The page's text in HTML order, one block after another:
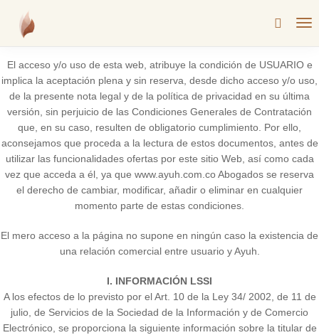
El acceso y/o uso de esta web, atribuye la condición de USUARIO e
implica la aceptación plena y sin reserva, desde dicho acceso y/o uso,
de la presente nota legal y de la política de privacidad en su última
versión, sin perjuicio de las Condiciones Generales de Contratación
que, en su caso, resulten de obligatorio cumplimiento. Por ello,
aconsejamos que proceda a la lectura de estos documentos, antes de
utilizar las funcionalidades ofertas por este sitio Web, así como cada
vez que acceda a él, ya que www.ayuh.com.co Abogados se reserva
el derecho de cambiar, modificar, añadir o eliminar en cualquier
momento parte de estas condiciones.
El mero acceso a la página no supone en ningún caso la existencia de
una relación comercial entre usuario y Ayuh.
I. INFORMACIÓN LSSI
A los efectos de lo previsto por el Art. 10 de la Ley 34/ 2002, de 11 de
julio, de Servicios de la Sociedad de la Información y de Comercio
Electrónico, se proporciona la siguiente información sobre la titular de